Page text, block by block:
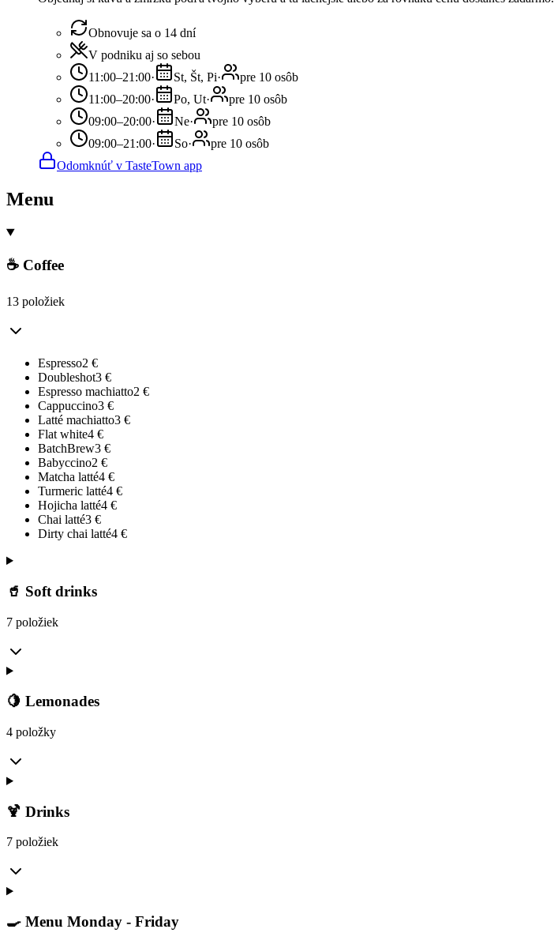
Obnovuje sa o 14 dní
V podniku aj so sebou
11:00–21:00· St, Št, Pi·
pre 10 osôb
11:00–20:00· Po, Ut·
pre 10 osôb
09:00–20:00· Ne·
pre 10 osôb
09:00–21:00· So·
pre 10 osôb
Odomknúť v TasteTown app
Menu
☕ Coffee
13 položiek
Espresso2 €
Doubleshot3 €
Espresso machiatto2 €
Cappuccino3 €
Latté machiatto3 €
Flat white4 €
BatchBrew3 €
Babyccino2 €
Matcha latté4 €
Turmeric latté4 €
Hojicha latté4 €
Chai latté3 €
Dirty chai latté4 €
🥤 Soft drinks
7 položiek
🍋 Lemonades
4 položky
🍹 Drinks
7 položiek
🍳 Menu Monday - Friday